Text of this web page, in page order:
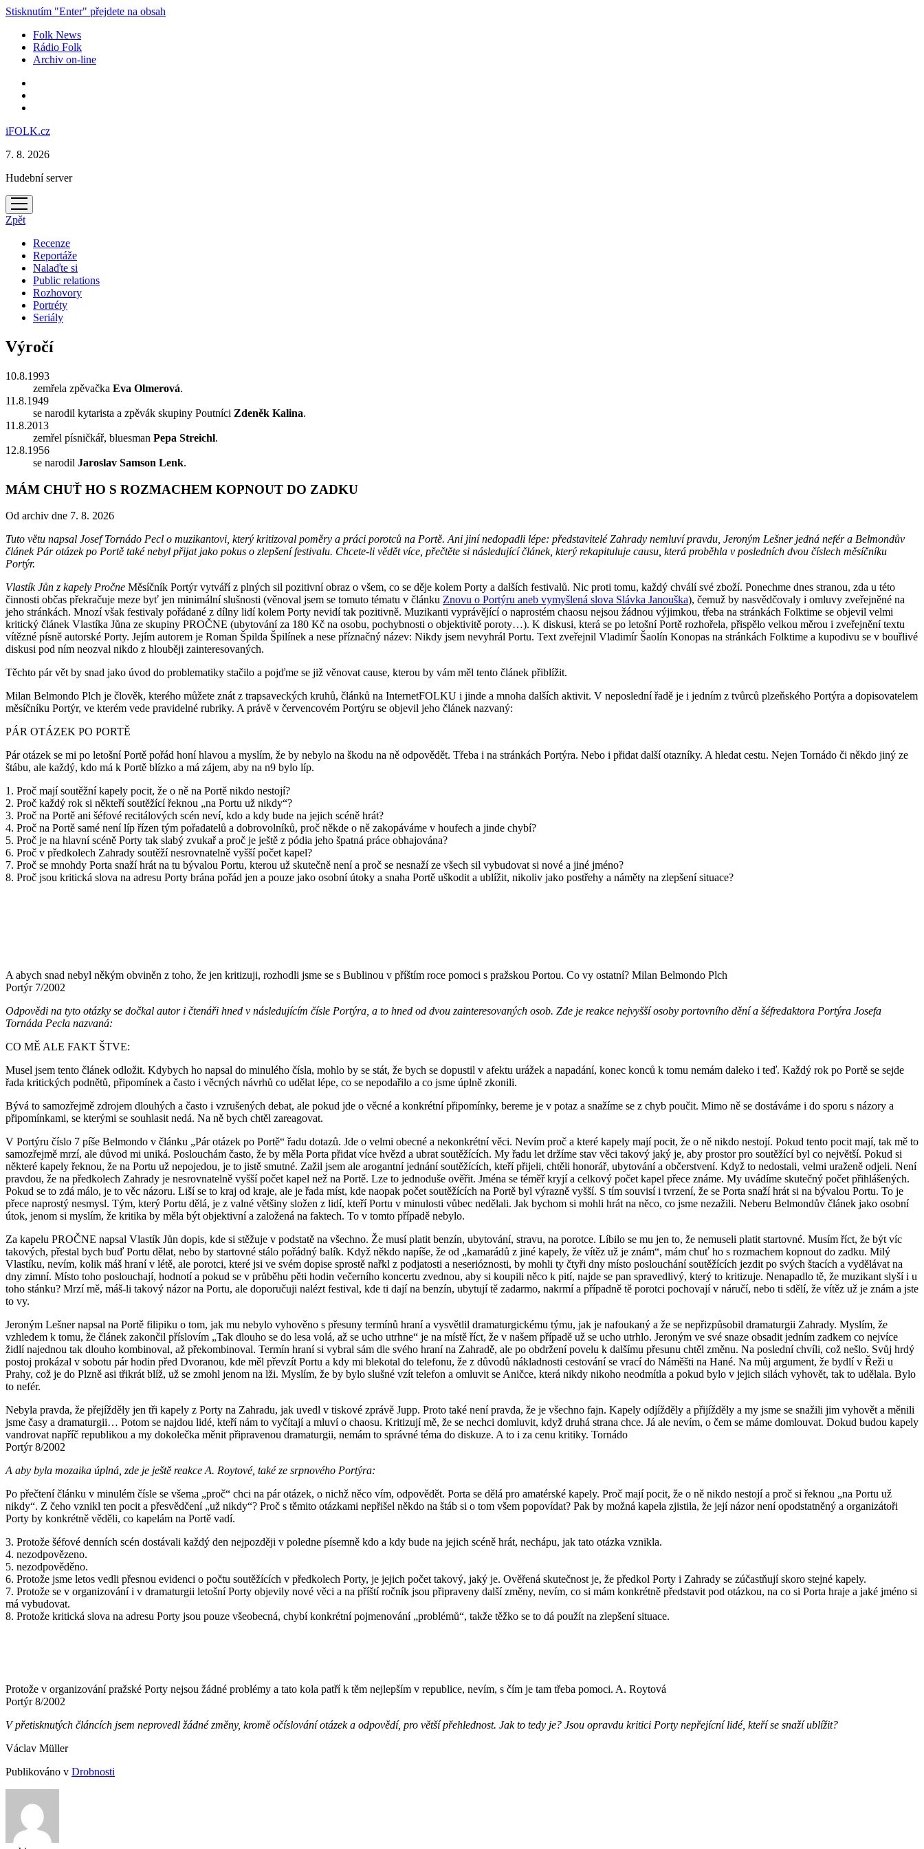
Stisknutím "Enter" přejdete na obsah
Folk News
Rádio Folk
Archiv on-line
iFOLK.cz
7. 8. 2026
Hudební server
otevřít
menu
Zpět
Recenze
Reportáže
Nalaďte si
Public relations
Rozhovory
Portréty
Seriály
Výročí
10.8.1993
zemřela zpěvačka Eva Olmerová.
11.8.1949
se narodil kytarista a zpěvák skupiny Poutníci Zdeněk Kalina.
11.8.2013
zemřel písničkář, bluesman Pepa Streichl.
12.8.1956
se narodil Jaroslav Samson Lenk.
MÁM CHUŤ HO S ROZMACHEM KOPNOUT DO ZADKU
Od archiv dne 7. 8. 2026
Tuto větu napsal Josef Tornádo Pecl o muzikantovi, který kritizoval poměry a práci porotců na Portě. Ani jiní nedopadli lépe: představitelé Zahrady nemluví pravdu, Jeroným Lešner jedná nefér a Belmondův
článek Pár otázek po Portě také nebyl přijat jako pokus o zlepšení festivalu. Chcete-li vědět více, přečtěte si následující článek, který rekapituluje causu, která proběhla v posledních dvou číslech měsíčníku
Portýr.
Vlastík Jůn z kapely Pročne Měsíčník Portýr vytváří z plných sil pozitivní obraz o všem, co se děje kolem Porty a dalších festivalů. Nic proti tomu, každý chválí své zboží. Ponechme dnes stranou, zda u této
činnosti občas překračuje meze byť jen minimální slušnosti (věnoval jsem se tomuto tématu v článku Znovu o Portýru aneb vymyšlená slova Slávka Janouška), čemuž by nasvědčovaly i omluvy zveřejněné na
jeho stránkách. Mnozí však festivaly pořádané z dílny lidí kolem Porty nevidí tak pozitivně. Muzikanti vyprávějící o naprostém chaosu nejsou žádnou výjimkou, třeba na stránkách Folktime se objevil velmi
kritický článek Vlastíka Jůna ze skupiny PROČNE (ubytování za 180 Kč na osobu, pochybnosti o objektivitě poroty…). K diskusi, která se po letošní Portě rozhořela, přispělo velkou měrou i zveřejnění textu
vítězné písně autorské Porty. Jejím autorem je Roman Špilda Špilínek a nese příznačný název: Nikdy jsem nevyhrál Portu. Text zveřejnil Vladimír Šaolín Konopas na stránkách Folktime a kupodivu se v bouřlivé
diskusi pod ním neozval nikdo z hlouběji zainteresovaných.
Těchto pár vět by snad jako úvod do problematiky stačilo a pojďme se již věnovat cause, kterou by vám měl tento článek přiblížit.
Milan Belmondo Plch je člověk, kterého můžete znát z trapsaveckých kruhů, článků na InternetFOLKU i jinde a mnoha dalších aktivit. V neposlední řadě je i jedním z tvůrců plzeňského Portýra a dopisovatelem
měsíčníku Portýr, ve kterém vede pravidelné rubriky. A právě v červencovém Portýru se objevil jeho článek nazvaný:
PÁR OTÁZEK PO PORTĚ
Pár otázek se mi po letošní Portě pořád honí hlavou a myslím, že by nebylo na škodu na ně odpovědět. Třeba i na stránkách Portýra. Nebo i přidat další otazníky. A hledat cestu. Nejen Tornádo či někdo jiný ze
štábu, ale každý, kdo má k Portě blízko a má zájem, aby na n9 bylo líp.
1. Proč mají soutěžní kapely pocit, že o ně na Portě nikdo nestojí?
2. Proč každý rok si někteří soutěžící řeknou „na Portu už nikdy“?
3. Proč na Portě ani šéfové recitálových scén neví, kdo a kdy bude na jejich scéně hrát?
4. Proč na Portě samé není líp řízen tým pořadatelů a dobrovolníků, proč někde o ně zakopáváme v houfech a jinde chybí?
5. Proč je na hlavní scéně Porty tak slabý zvukař a proč je ještě z pódia jeho špatná práce obhajována?
6. Proč v předkolech Zahrady soutěží nesrovnatelně vyšší počet kapel?
7. Proč se mnohdy Porta snaží hrát na tu bývalou Portu, kterou už skutečně není a proč se nesnaží ze všech sil vybudovat si nové a jiné jméno?
8. Proč jsou kritická slova na adresu Porty brána pořád jen a pouze jako osobní útoky a snaha Portě uškodit a ublížit, nikoliv jako postřehy a náměty na zlepšení situace?
A abych snad nebyl někým obviněn z toho, že jen kritizuji, rozhodli jsme se s Bublinou v příštím roce pomoci s pražskou Portou. Co vy ostatní? Milan Belmondo Plch
Portýr 7/2002
Odpovědi na tyto otázky se dočkal autor i čtenáři hned v následujícím čísle Portýra, a to hned od dvou zainteresovaných osob. Zde je reakce nejvyšší osoby portovního dění a šéfredaktora Portýra Josefa
Tornáda Pecla nazvaná:
CO MĚ ALE FAKT ŠTVE:
Musel jsem tento článek odložit. Kdybych ho napsal do minulého čísla, mohlo by se stát, že bych se dopustil v afektu urážek a napadání, konec konců k tomu nemám daleko i teď. Každý rok po Portě se sejde
řada kritických podnětů, připomínek a často i věcných návrhů co udělat lépe, co se nepodařilo a co jsme úplně zkonili.
Bývá to samozřejmě zdrojem dlouhých a často i vzrušených debat, ale pokud jde o věcné a konkrétní připomínky, bereme je v potaz a snažíme se z chyb poučit. Mimo ně se dostáváme i do sporu s názory a
připomínkami, se kterými se souhlasit nedá. Na ně bych chtěl zareagovat.
V Portýru číslo 7 píše Belmondo v článku „Pár otázek po Portě“ řadu dotazů. Jde o velmi obecné a nekonkrétní věci. Nevím proč a které kapely mají pocit, že o ně nikdo nestojí. Pokud tento pocit mají, tak mě to
samozřejmě mrzí, ale důvod mi uniká. Poslouchám často, že by měla Porta přidat více hvězd a ubrat soutěžících. My řadu let držíme stav věci takový jaký je, aby prostor pro soutěžící byl co největší. Pokud si
některé kapely řeknou, že na Portu už nepojedou, je to jistě smutné. Zažil jsem ale arogantní jednání soutěžících, kteří přijeli, chtěli honorář, ubytování a občerstvení. Když to nedostali, velmi uraženě odjeli. Není
pravdou, že na předkolech Zahrady je nesrovnatelně vyšší počet kapel než na Portě. Lze to jednoduše ověřit. Jména se téměř kryjí a celkový počet kapel přece známe. My uvádíme skutečný počet přihlášených.
Pokud se to zdá málo, je to věc názoru. Liší se to kraj od kraje, ale je řada míst, kde naopak počet soutěžících na Portě byl výrazně vyšší. S tím souvisí i tvrzení, že se Porta snaží hrát si na bývalou Portu. To je
přece naprostý nesmysl. Tým, který Portu dělá, je z valné většiny složen z lidí, kteří Portu v minulosti vůbec nedělali. Jak bychom si mohli hrát na něco, co jsme nezažili. Neberu Belmondův článek jako osobní
útok, jenom si myslím, že kritika by měla být objektivní a založená na faktech. To v tomto případě nebylo.
Za kapelu PROČNE napsal Vlastík Jůn dopis, kde si stěžuje v podstatě na všechno. Že musí platit benzín, ubytování, stravu, na porotce. Líbilo se mu jen to, že nemuseli platit startovné. Musím říct, že být víc
takových, přestal bych buď Portu dělat, nebo by startovné stálo pořádný balík. Když někdo napíše, že od „kamarádů z jiné kapely, že vítěz už je znám“, mám chuť ho s rozmachem kopnout do zadku. Milý
Vlastíku, nevím, kolik máš hraní v létě, ale porotci, které jsi ve svém dopise sprostě nařkl z podjatosti a neserióznosti, by mohli ty čtyři dny místo poslouchání soutěžících jezdit po svých štacích a vydělávat na
dny zimní. Místo toho poslouchají, hodnotí a pokud se v průběhu pěti hodin večerního koncertu zvednou, aby si koupili něco k pití, najde se pan spravedlivý, který to kritizuje. Nenapadlo tě, že muzikant slyší i u
toho stánku? Mrzí mě, máš-li takový názor na Portu, ale doporučuji nalézt festival, kde ti dají na benzín, ubytují tě zadarmo, nakrmí a případně tě porotci pochovají v náručí, nebo ti sdělí, že vítěz už je znám a jste
to vy.
Jeroným Lešner napsal na Portě filipiku o tom, jak mu nebylo vyhověno s přesuny termínů hraní a vysvětlil dramaturgickému týmu, jak je nafoukaný a že se nepřizpůsobil dramaturgii Zahrady. Myslím, že
vzhledem k tomu, že článek zakončil příslovím „Tak dlouho se do lesa volá, až se ucho utrhne“ je na místě říct, že v našem případě už se ucho utrhlo. Jeroným ve své snaze obsadit jedním zadkem co nejvíce
židlí najednou tak dlouho kombinoval, až překombinoval. Termín hraní si vybral sám dle svého hraní na Zahradě, ale po obdržení povelu k dalšímu přesunu chtěl změnu. Na poslední chvíli, což nešlo. Svůj hrdý
postoj prokázal v sobotu pár hodin před Dvoranou, kde měl převzít Portu a kdy mi blekotal do telefonu, že z důvodů nákladnosti cestování se vrací do Náměšti na Hané. Na můj argument, že bydlí v Řeži u
Prahy, což je do Plzně asi třikrát blíž, už se zmohl jenom na lži. Myslím, že by bylo slušné vzít telefon a omluvit se Aničce, která nikdy nikoho neodmítla a pokud bylo v jejich silách vyhovět, tak to udělala. Bylo
to nefér.
Nebyla pravda, že přejížděly jen tři kapely z Porty na Zahradu, jak uvedl v tiskové zprávě Jupp. Proto také není pravda, že je všechno fajn. Kapely odjížděly a přijížděly a my jsme se snažili jim vyhovět a měnili
jsme časy a dramaturgii… Potom se najdou lidé, kteří nám to vyčítají a mluví o chaosu. Kritizují mě, že se nechci domluvit, když druhá strana chce. Já ale nevím, o čem se máme domlouvat. Dokud budou kapely
vandrovat napříč republikou a my dokolečka měnit připravenou dramaturgii, nemám to správné téma do diskuze. A to i za cenu kritiky. Tornádo
Portýr 8/2002
A aby byla mozaika úplná, zde je ještě reakce A. Roytové, také ze srpnového Portýra:
Po přečtení článku v minulém čísle se všema „proč“ chci na pár otázek, o nichž něco vím, odpovědět. Porta se dělá pro amatérské kapely. Proč mají pocit, že o ně nikdo nestojí a proč si řeknou „na Portu už
nikdy“. Z čeho vznikl ten pocit a přesvědčení „už nikdy“? Proč s těmito otázkami nepřišel někdo na štáb si o tom všem popovídat? Pak by možná kapela zjistila, že její názor není opodstatněný a organizátoři
Porty by konkrétně věděli, co kapelám na Portě vadí.
3. Protože šéfové denních scén dostávali každý den nejpozději v poledne písemně kdo a kdy bude na jejich scéně hrát, nechápu, jak tato otázka vznikla.
4. nezodpovězeno.
5. nezodpověděno.
6. Protože jsme letos vedli přesnou evidenci o počtu soutěžících v předkolech Porty, je jejich počet takový, jaký je. Ověřená skutečnost je, že předkol Porty i Zahrady se zúčastňují skoro stejné kapely.
7. Protože se v organizování i v dramaturgii letošní Porty objevily nové věci a na příští ročník jsou připraveny další změny, nevím, co si mám konkrétně představit pod otázkou, na co si Porta hraje a jaké jméno si
má vybudovat.
8. Protože kritická slova na adresu Porty jsou pouze všeobecná, chybí konkrétní pojmenování „problémů“, takže těžko se to dá použít na zlepšení situace.
Protože v organizování pražské Porty nejsou žádné problémy a tato kola patří k těm nejlepším v republice, nevím, s čím je tam třeba pomoci. A. Roytová
Portýr 8/2002
V přetisknutých článcích jsem neprovedl žádné změny, kromě očíslování otázek a odpovědí, pro větší přehlednost. Jak to tedy je? Jsou opravdu kritici Porty nepřejícní lidé, kteří se snaží ublížit?
Václav Müller
Publikováno v Drobnosti